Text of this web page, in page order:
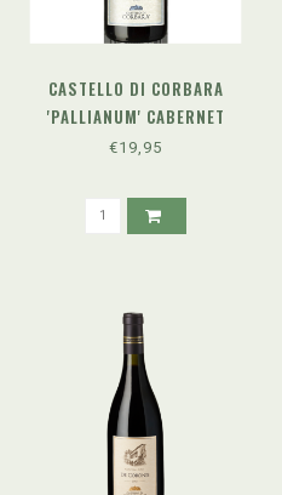
CASTELLO DI CORBARA
'PALLIANUM' CABERNET
SAUVIGNON DOC (2022)
€19,95